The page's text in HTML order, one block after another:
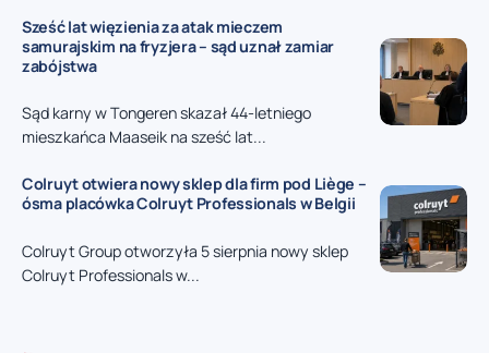
Sześć lat więzienia za atak mieczem
samurajskim na fryzjera – sąd uznał zamiar
zabójstwa
Sąd karny w Tongeren skazał 44-letniego
mieszkańca Maaseik na sześć lat...
Colruyt otwiera nowy sklep dla firm pod Liège –
ósma placówka Colruyt Professionals w Belgii
Colruyt Group otworzyła 5 sierpnia nowy sklep
Colruyt Professionals w...